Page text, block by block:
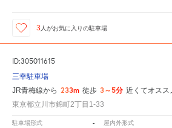
3人がお気に入りの駐車場
ID:305011615
三幸駐車場
JR青梅線から 233m 徒歩 3～5分 近くてオスス
東京都立川市錦町2丁目1-33
駐車場形式 - 屋内外形式